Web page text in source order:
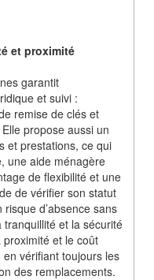
et proximité
garantit
et suivi :
remise de clés et
propose aussi un
et prestations, ce qui
une aide ménagère
de flexibilité et une
de vérifier son statut
d’absence sans
et la sécurité
et le coût
vérifiant toujours les
des remplacements.